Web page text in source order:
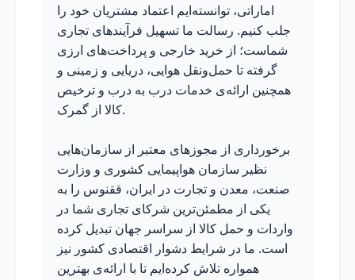
اماراتی، توانسته‌ایم اعتماد مشتریان خود را
جلب کنیم. رسالت ما تسهیل فرآیندهای تجاری
شماست؛ از خرید خارجی و پرداخت‌های ارزی
گرفته تا حمل‌ونقل هوایی، دریایی و زمینی و
همچنین ارائه‌ی خدمات درب به درب و ترخیص
کالا از گمرک.
برخورداری از مجوزهای معتبر از سازمان‌هایی
نظیر سازمان هواپیمایی کشوری و وزارت
صنعت، معدن و تجارت در ایران، ققنوس را به
یکی از مطمئن‌ترین شرکای تجاری شما در
واردات و حمل کالا از سراسر جهان تبدیل کرده
است. ما در شرایط دشوار اقتصادی کشور نیز
همواره تلاش کرده‌ایم تا با ارائه‌ی بهترین